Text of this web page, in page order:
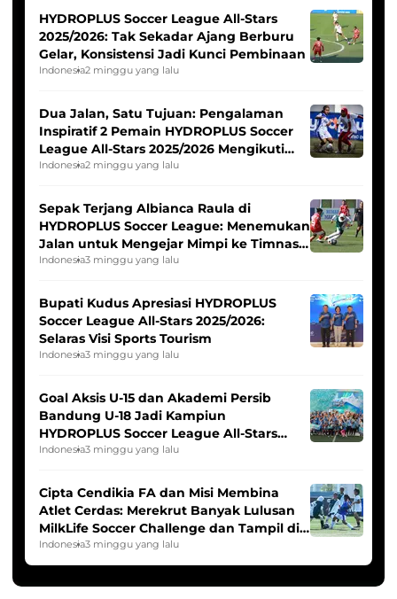
HYDROPLUS Soccer League All-Stars
2025/2026: Tak Sekadar Ajang Berburu
Gelar, Konsistensi Jadi Kunci Pembinaan
Indonesia2 minggu yang lalu
Dua Jalan, Satu Tujuan: Pengalaman
Inspiratif 2 Pemain HYDROPLUS Soccer
League All-Stars 2025/2026 Mengikuti
Seleksi Timnas Indonesia Putri
Indonesia2 minggu yang lalu
Sepak Terjang Albianca Raula di
HYDROPLUS Soccer League: Menemukan
Jalan untuk Mengejar Mimpi ke Timnas
Indonesia Putri
Indonesia3 minggu yang lalu
Bupati Kudus Apresiasi HYDROPLUS
Soccer League All-Stars 2025/2026:
Selaras Visi Sports Tourism
Indonesia3 minggu yang lalu
Goal Aksis U-15 dan Akademi Persib
Bandung U-18 Jadi Kampiun
HYDROPLUS Soccer League All-Stars
2025/2026
Indonesia3 minggu yang lalu
Cipta Cendikia FA dan Misi Membina
Atlet Cerdas: Merekrut Banyak Lulusan
MilkLife Soccer Challenge dan Tampil di
HYDROPLUS Soccer League
Indonesia3 minggu yang lalu